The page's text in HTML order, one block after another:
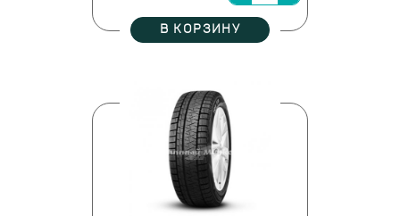
В КОРЗИНУ